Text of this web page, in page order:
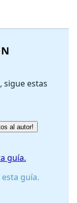
sigue estas
al autor!
guía.
guía.